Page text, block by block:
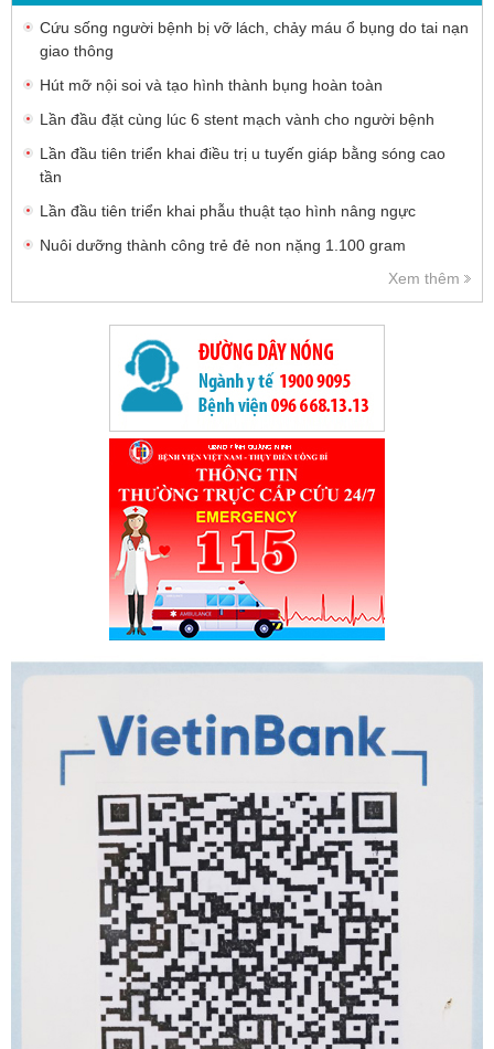
Cứu sống người bệnh bị vỡ lách, chảy máu ổ bụng do tai nạn
giao thông
Hút mỡ nội soi và tạo hình thành bụng hoàn toàn
Lần đầu đặt cùng lúc 6 stent mạch vành cho người bệnh
Lần đầu tiên triển khai điều trị u tuyến giáp bằng sóng cao
tần
Lần đầu tiên triển khai phẫu thuật tạo hình nâng ngực
Nuôi dưỡng thành công trẻ đẻ non nặng 1.100 gram
Xem thêm